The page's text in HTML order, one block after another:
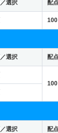
選択 配
100
選択 配
100
選択 配